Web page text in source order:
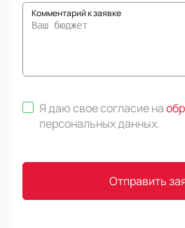
Комментарий к заявке
Я даю свое согласие на
персональных данных.
Отправить